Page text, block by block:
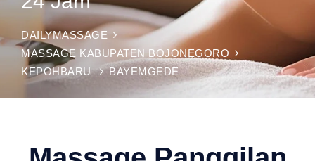
DAILYMASSAGE
MASSAGE KABUPATEN BOJONEGORO
KEPOHBARU
BAYEMGEDE